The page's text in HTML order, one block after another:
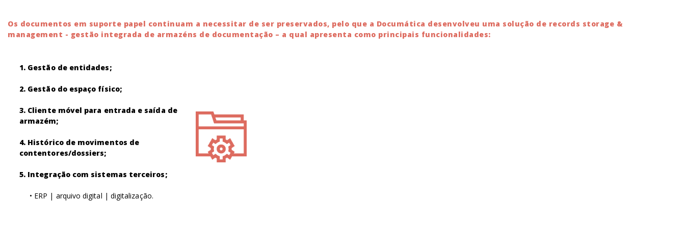
Os documentos em suporte papel continuam a necessitar de ser preservados, pelo que a Documática desenvolveu uma solução de records storage &
management - gestão integrada de armazéns de documentação – a qual apresenta como principais funcionalidades:
1. Gestão de entidades;
2. Gestão do espaço físico;
3. Cliente móvel para entrada e saída de
armazém;
4. Histórico de movimentos de
contentores/dossiers;
5. Integração com sistemas terceiros;
• ERP | arquivo digital | digitalização.